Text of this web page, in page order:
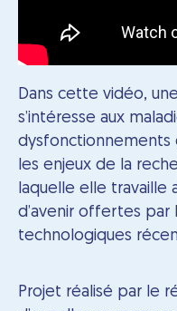
Dans cette vidéo,
s’intéresse aux
dysfonctionnements
les enjeux de la
laquelle elle travaille
d’avenir offertes par
technologiques
Projet réalisé par le